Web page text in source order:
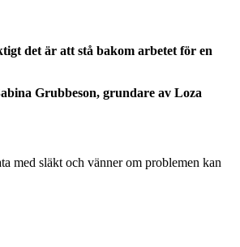
det är att stå bakom arbetet för en
Grubbeson, grundare av Loza
med släkt och vänner om problemen kan